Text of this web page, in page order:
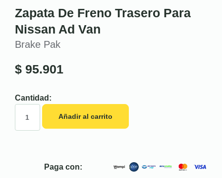
Zapata De Freno Trasero Para
Nissan Ad Van
Brake Pak
$ 95.901
Cantidad:
Añadir al carrito
Paga con: